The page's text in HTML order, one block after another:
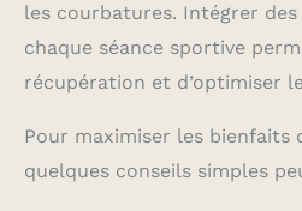
les courbatures. Intégrer
chaque séance sportive
récupération et d’optimiser
Pour maximiser les bienfaits
quelques conseils simples